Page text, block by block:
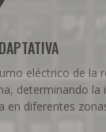
eléctrico de la
determinando la
en diferentes